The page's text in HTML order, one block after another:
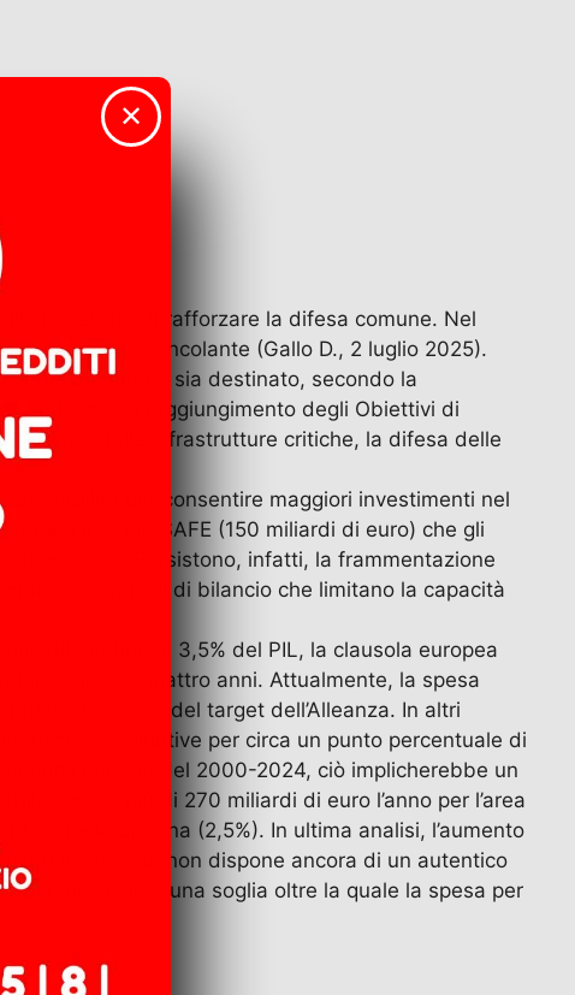
necessità di rafforzare la difesa comune. Nel
vincolante (Gallo D., 2 luglio 2025).
del PIL annuo sia destinato, secondo la
difesa e al raggiungimento degli Obiettivi di
delle infrastrutture critiche, la difesa delle
di Stabilità per consentire maggiori investimenti nel
il fondo SAFE (150 miliardi di euro) che gli
progetto. Persistono, infatti, la frammentazione
e i vincoli di bilancio che limitano la capacità
difesa fino al 3,5% del PIL, la clausola europea
solo per quattro anni. Attualmente, la spesa
al di sotto del target dell’Alleanza. In altri
risorse aggiuntive per circa un punto percentuale di
con la media del 2000-2024, ciò implicherebbe un
a poco più di 270 miliardi di euro l’anno per l’area
e la Spagna (2,5%). In ultima analisi, l’aumento
un’Unione che non dispone ancora di un autentico
Esiste una soglia oltre la quale la spesa per
✕